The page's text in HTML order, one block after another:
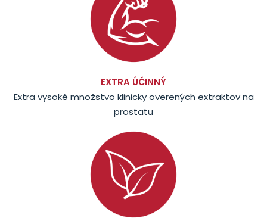
EXTRA ÚČINNÝ
Extra vysoké množstvo klinicky overených extraktov na
prostatu